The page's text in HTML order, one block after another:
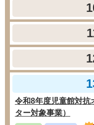
令和8年度児童館対抗
ター対象事業）